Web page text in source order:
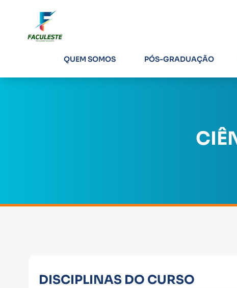
QUEM SOMOS PÓS-GRADUAÇÃO
DISCIPLINAS DO CURSO